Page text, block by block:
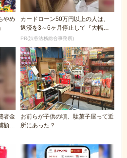
やめ
カードローン50万円以上の人は、
返済を3～6ヶ月停止して『大幅に
減額してから返済...
PR(渋谷法務総合事務所)
者金
額・
お前らが子供の頃、駄菓子屋って近
所にあった？